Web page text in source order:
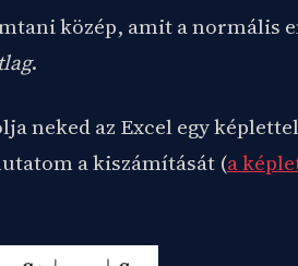
közép, amit a normális
.
neked az Excel egy
a kiszámítását (a